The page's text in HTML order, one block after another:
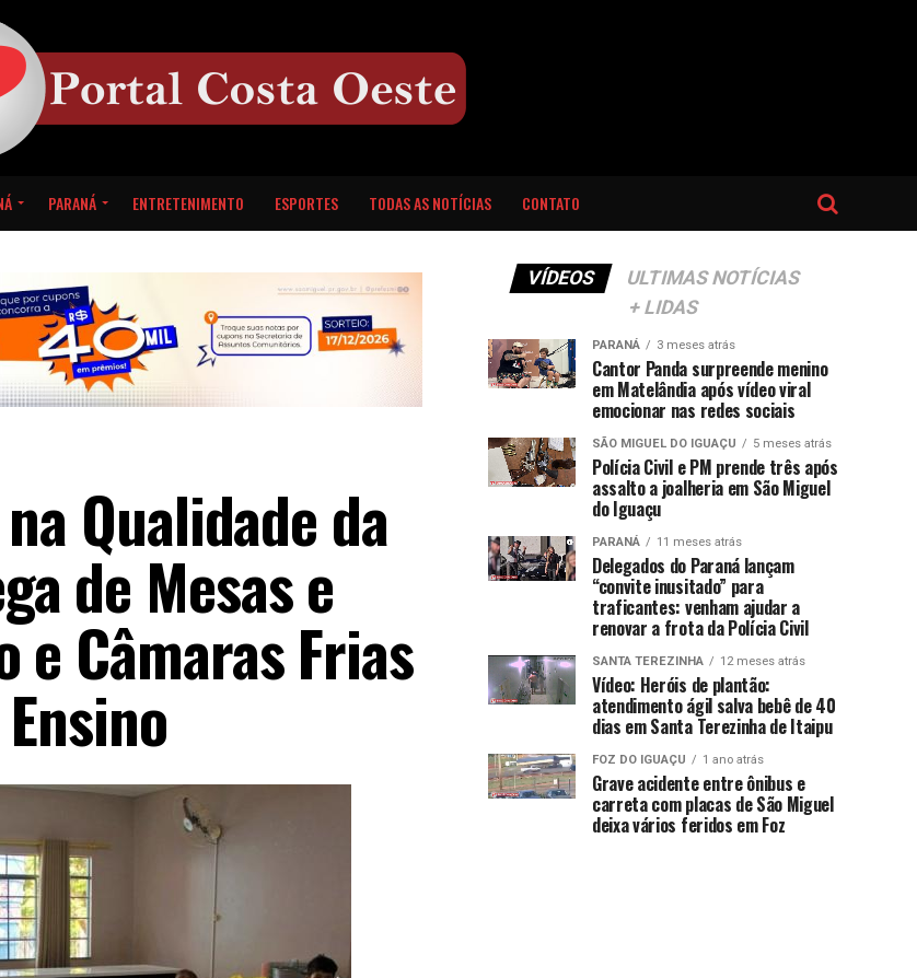
PARANÁ ENTRETENIMENTO ESPORTES TODAS AS NOTÍCIAS CONTATO
Qualidade da
de Mesas e
e Câmaras Frias
VÍDEOS
ULTIMAS NOTÍCIAS
+ LIDAS
PARANÁ 3 meses atrás
Cantor Panda surpreende menino
em Matelândia após vídeo viral
emocionar nas redes sociais
SÃO MIGUEL DO IGUAÇU 5 meses atrás
Polícia Civil e PM prende três após
assalto a joalheria em São Miguel
do Iguaçu
PARANÁ 11 meses atrás
Delegados do Paraná lançam
“convite inusitado” para
traficantes: venham ajudar a
renovar a frota da Polícia Civil
SANTA TEREZINHA 12 meses atrás
Vídeo: Heróis de plantão:
atendimento ágil salva bebê de 40
dias em Santa Terezinha de Itaipu
FOZ DO IGUAÇU 1 ano atrás
Grave acidente entre ônibus e
carreta com placas de São Miguel
deixa vários feridos em Foz